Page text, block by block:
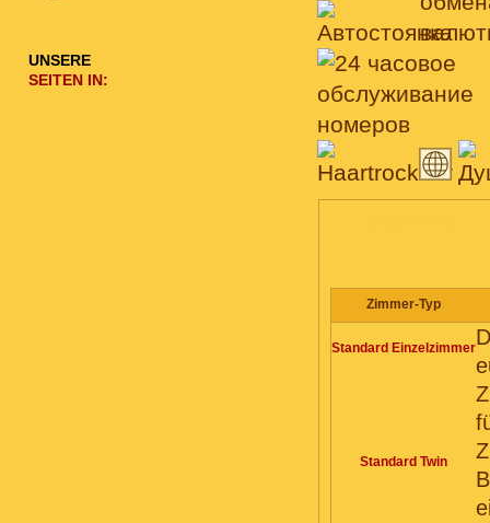
Zimmer-Typ
Standard Einzelzimmer
Standard Twin
UNSERE
SEITEN IN: